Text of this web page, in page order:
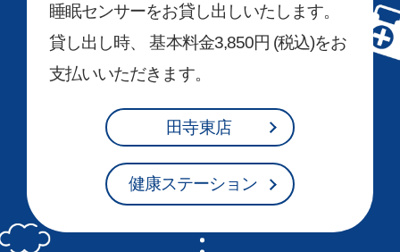
睡眠センサーをお貸し出しいたします。
貸し出し時、 基本料金3,850円 (税込)をお
支払いいただきます。
田寺東店
健康ステーション